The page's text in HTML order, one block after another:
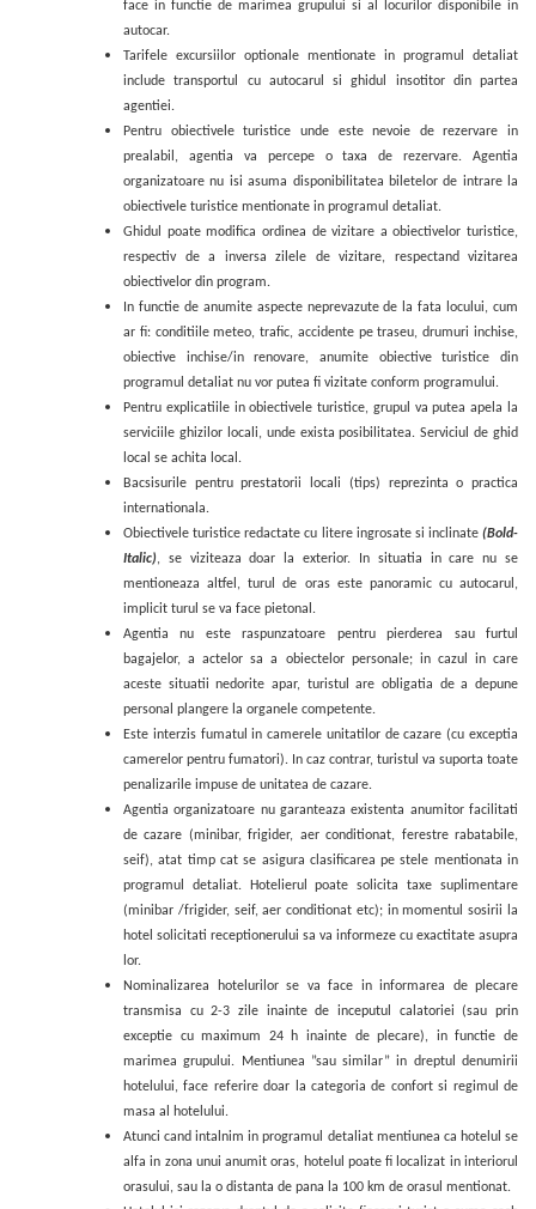
face in functie de marimea grupului si al locurilor disponibile in
autocar.
Tarifele excursiilor optionale mentionate in programul detaliat
include transportul cu autocarul si ghidul insotitor din partea
agentiei.
Pentru obiectivele turistice unde este nevoie de rezervare in
prealabil, agentia va percepe o taxa de rezervare. Agentia
organizatoare nu isi asuma disponibilitatea biletelor de intrare la
obiectivele turistice mentionate in programul detaliat.
Ghidul poate modifica ordinea de vizitare a obiectivelor turistice,
respectiv de a inversa zilele de vizitare, respectand vizitarea
obiectivelor din program.
In functie de anumite aspecte neprevazute de la fata locului, cum
ar fi: conditiile meteo, trafic, accidente pe traseu, drumuri inchise,
obiective inchise/in renovare, anumite obiective turistice din
programul detaliat nu vor putea fi vizitate conform programului.
Pentru explicatiile in obiectivele turistice, grupul va putea apela la
serviciile ghizilor locali, unde exista posibilitatea. Serviciul de ghid
local se achita local.
Bacsisurile pentru prestatorii locali (tips) reprezinta o practica
internationala.
Obiectivele turistice redactate cu litere ingrosate si inclinate (Bold-
Italic), se viziteaza doar la exterior. In situatia in care nu se
mentioneaza altfel, turul de oras este panoramic cu autocarul,
implicit turul se va face pietonal.
Agentia nu este raspunzatoare pentru pierderea sau furtul
bagajelor, a actelor sa a obiectelor personale; in cazul in care
aceste situatii nedorite apar, turistul are obligatia de a depune
personal plangere la organele competente.
Este interzis fumatul in camerele unitatilor de cazare (cu exceptia
camerelor pentru fumatori). In caz contrar, turistul va suporta toate
penalizarile impuse de unitatea de cazare.
Agentia organizatoare nu garanteaza existenta anumitor facilitati
de cazare (minibar, frigider, aer conditionat, ferestre rabatabile,
seif), atat timp cat se asigura clasificarea pe stele mentionata in
programul detaliat. Hotelierul poate solicita taxe suplimentare
(minibar /frigider, seif, aer conditionat etc); in momentul sosirii la
hotel solicitati receptionerului sa va informeze cu exactitate asupra
lor.
Nominalizarea hotelurilor se va face in informarea de plecare
transmisa cu 2-3 zile inainte de inceputul calatoriei (sau prin
exceptie cu maximum 24 h inainte de plecare), in functie de
marimea grupului. Mentiunea ”sau similar” in dreptul denumirii
hotelului, face referire doar la categoria de confort si regimul de
masa al hotelului.
Atunci cand intalnim in programul detaliat mentiunea ca hotelul se
alfa in zona unui anumit oras, hotelul poate fi localizat in interiorul
orasului, sau la o distanta de pana la 100 km de orasul mentionat.